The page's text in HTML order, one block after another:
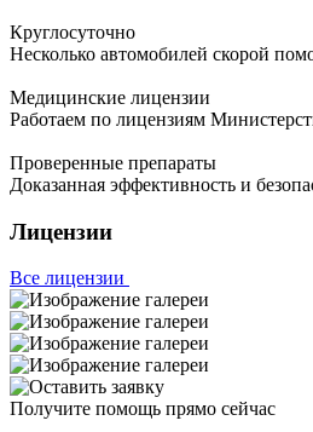
Круглосуточно
Несколько автомобилей скорой
Медицинские лицензии
Работаем по лицензиям
Проверенные препараты
Доказанная эффективность и
Лицензии
Все лицензии
Получите помощь прямо сейчас